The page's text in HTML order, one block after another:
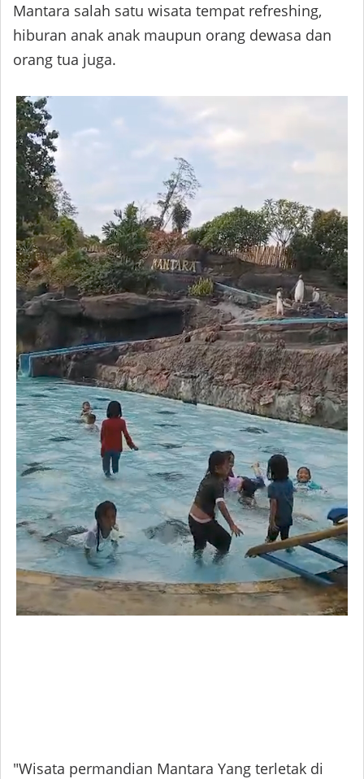
Mantara salah satu wisata tempat refreshing,
hiburan anak anak maupun orang dewasa dan
orang tua juga.
"Wisata permandian Mantara Yang terletak di